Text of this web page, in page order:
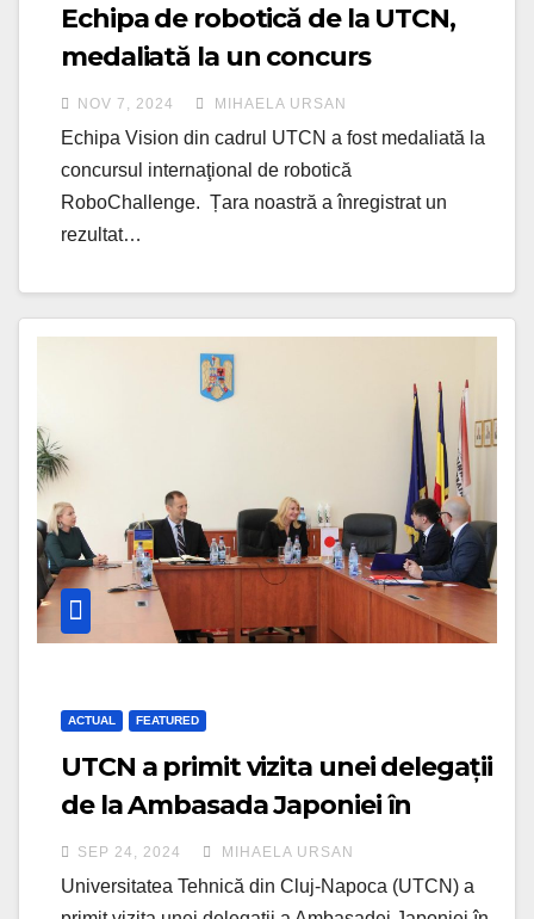
Echipa de robotică de la UTCN,
medaliată la un concurs
internațional
NOV 7, 2024 MIHAELA URSAN
Echipa Vision din cadrul UTCN a fost medaliată la
concursul internaţional de robotică
RoboChallenge. Țara noastră a înregistrat un
rezultat…
ACTUAL FEATURED
UTCN a primit vizita unei delegații
de la Ambasada Japoniei în
România
SEP 24, 2024 MIHAELA URSAN
Universitatea Tehnică din Cluj-Napoca (UTCN) a